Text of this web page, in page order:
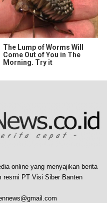
The Lump of Worms Will
Come Out of You in The
Morning. Try it
online yang menyajikan berita
resmi PT Visi Siber Banten